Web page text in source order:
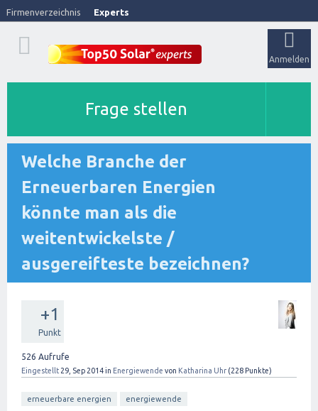
Firmenverzeichnis Experts
Anmelden
Frage stellen
Welche Branche der
Erneuerbaren Energien
könnte man als die
weitentwickelste /
ausgereifteste bezeichnen?
+1
Punkt
526 Aufrufe
Eingestellt 29, Sep 2014in Energiewende von Katharina Uhr (228 Punkte)
erneuerbare energien energiewende